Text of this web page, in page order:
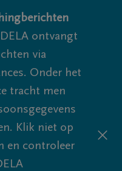
DELA ontvangt
via
Onder het
tracht men
Klik niet op
en controleer